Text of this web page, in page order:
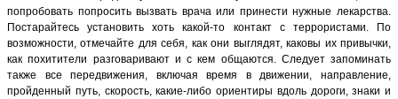
попробовать попросить вызвать врача или принести нужные лекарства.
Постарайтесь установить хоть какой-то контакт с террористами. По
возможности, отмечайте для себя, как они выглядят, каковы их привычки,
как похитители разговаривают и с кем общаются. Следует запоминать
также все передвижения, включая время в движении, направление,
пройденный путь, скорость, какие-либо ориентиры вдоль дороги, знаки и